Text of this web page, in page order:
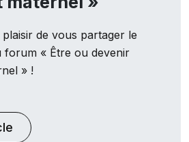
de vous partager le
forum « Être ou devenir
» !